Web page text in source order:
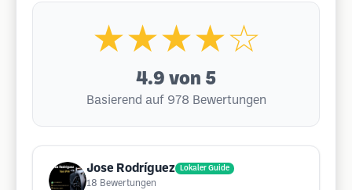
★★★★☆
4.9 von 5
Basierend auf 978 Bewertungen
Jose Rodríguez Lokaler Guide
18 Bewertungen